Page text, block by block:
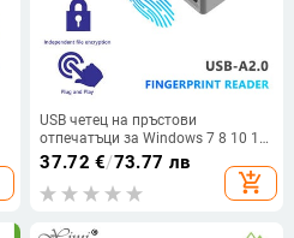
USB четец на пръстови
отпечатъци за Windows 7 8 10 11
Hello PC Заключване на
преносим компютър
Биометричен скенер Без парола
влизане/влизане
37.72 €/73.77 лв
add_shopping_cart